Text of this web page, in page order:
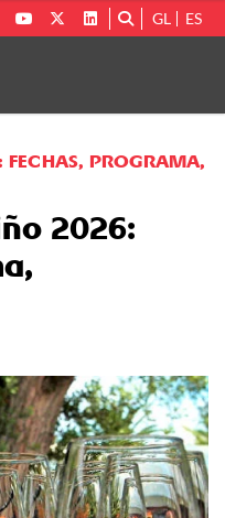
GL ES
PROGRAMA,
2026: